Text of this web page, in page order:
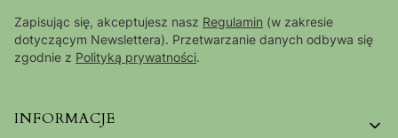
Zapisując się, akceptujesz nasz Regulamin (w zakresie
dotyczącym Newslettera). Przetwarzanie danych odbywa się
zgodnie z Polityką prywatności.
Linki w stopce
INFORMACJE